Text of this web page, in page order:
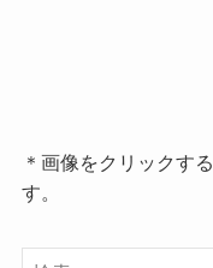
＊画像をクリックす
す。